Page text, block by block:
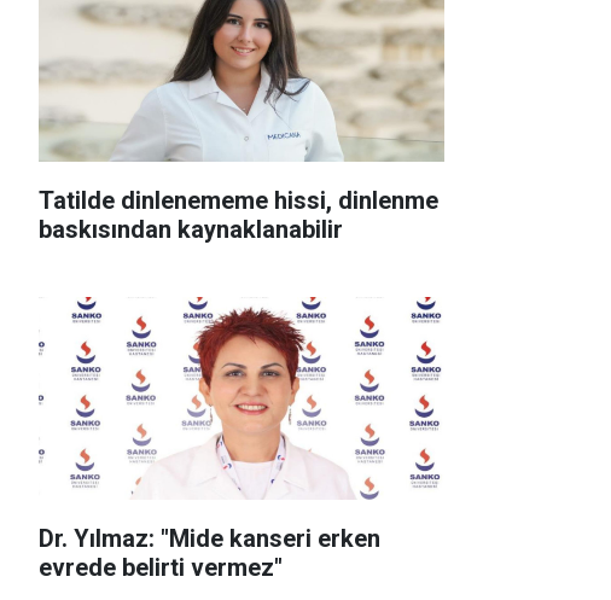
Tatilde dinlenememe hissi, dinlenme
baskısından kaynaklanabilir
Dr. Yılmaz: "Mide kanseri erken
evrede belirti vermez"